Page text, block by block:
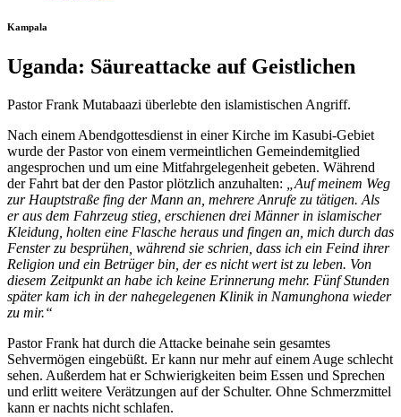
Kampala
Uganda: Säureattacke auf Geistlichen
Pastor Frank Mutabaazi überlebte den islamistischen Angriff.
Nach einem Abendgottesdienst in einer Kirche im Kasubi-Gebiet
wurde der Pastor von einem vermeintlichen Gemeindemitglied
angesprochen und um eine Mitfahrgelegenheit gebeten. Während
der Fahrt bat der den Pastor plötzlich anzuhalten:
„Auf meinem Weg
zur Hauptstraße fing der Mann an, mehrere Anrufe zu tätigen. Als
er aus dem Fahrzeug stieg, erschienen drei Männer in islamischer
Kleidung, holten eine Flasche heraus und fingen an, mich durch das
Fenster zu besprühen, während sie schrien, dass ich ein Feind ihrer
Religion und ein Betrüger bin, der es nicht wert ist zu leben. Von
diesem Zeitpunkt an habe ich keine Erinnerung mehr. Fünf Stunden
später kam ich in der nahegelegenen Klinik in Namunghona wieder
zu mir.“
Pastor Frank hat durch die Attacke beinahe sein gesamtes
Sehvermögen eingebüßt. Er kann nur mehr auf einem Auge schlecht
sehen. Außerdem hat er Schwierigkeiten beim Essen und Sprechen
und erlitt weitere Verätzungen auf der Schulter. Ohne Schmerzmittel
kann er nachts nicht schlafen.